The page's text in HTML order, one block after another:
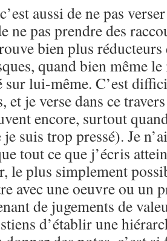
aussi de ne pas
ne pas prendre des
bien plus réducteurs
quand bien même
sur lui-même. C’est
et je verse dans ce
encore, surtout
suis trop pressé). Je
tout ce que j’écris
le plus simplement
avec une oeuvre ou un
de jugements de
d’établir une